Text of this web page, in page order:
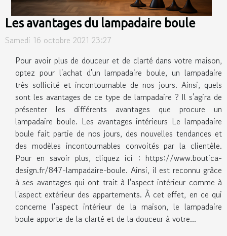
Les avantages du lampadaire boule
Samedi 16 octobre 2021 23:27
Pour avoir plus de douceur et de clarté dans votre maison,
optez pour l'achat d'un lampadaire boule, un lampadaire
très sollicité et incontournable de nos jours. Ainsi, quels
sont les avantages de ce type de lampadaire ? Il s'agira de
présenter les différents avantages que procure un
lampadaire boule. Les avantages intérieurs Le lampadaire
boule fait partie de nos jours, des nouvelles tendances et
des modèles incontournables convoités par la clientèle.
Pour en savoir plus, cliquez ici : https://www.boutica-
design.fr/847-lampadaire-boule. Ainsi, il est reconnu grâce
à ses avantages qui ont trait à l'aspect intérieur comme à
l'aspect extérieur des appartements. À cet effet, en ce qui
concerne l'aspect intérieur de la maison, le lampadaire
boule apporte de la clarté et de la douceur à votre...